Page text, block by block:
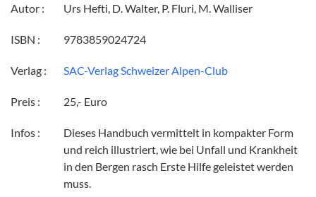
Autor : Urs Hefti, D. Walter, P. Fluri, M. Walliser
ISBN : 9783859024724
Verlag : SAC-Verlag Schweizer Alpen-Club
Preis : 25,- Euro
Infos :
Dieses Handbuch vermittelt in kompakter Form
und reich illustriert, wie bei Unfall und Krankheit
in den Bergen rasch Erste Hilfe geleistet werden
muss.